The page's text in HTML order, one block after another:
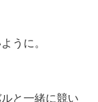
うに。
と一緒に競い